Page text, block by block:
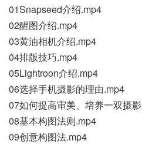
01Snapseed介绍.mp4
02醒图介绍.mp4
03黄油相机介绍.mp4
04排版技巧.mp4
05Lightroon介绍.mp4
06选择手机摄影的理由.mp4
07如何提高审美、培养一双摄
08基本构图法则.mp4
09创意构图法.mp4